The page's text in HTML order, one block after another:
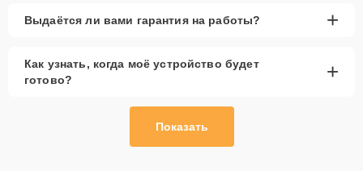
Выдаётся ли вами гарантия на работы? +
Как узнать, когда моё устройство будет
готово?
+
Показать